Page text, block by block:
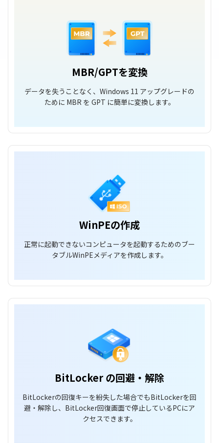
MBR/GPTを変換
データを失うことなく、Windows 11 アップグレードの
ために MBR を GPT に簡単に変換します。
WinPEの作成
正常に起動できないコンピュータを起動するためのブー
タブルWinPEメディアを作成します。
BitLocker の回避・解除
BitLockerの回復キーを紛失した場合でもBitLockerを回
避・解除し、BitLocker回復画面で停止しているPCにア
クセスできます。